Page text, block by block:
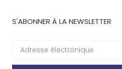
S'ABONNER À LA NEWSLETTER